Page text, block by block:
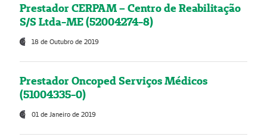
Prestador CERPAM – Centro de Reabilitação
S/S Ltda-ME (52004274-8)
18 de Outubro de 2019
Prestador Oncoped Serviços Médicos
(51004335-0)
01 de Janeiro de 2019